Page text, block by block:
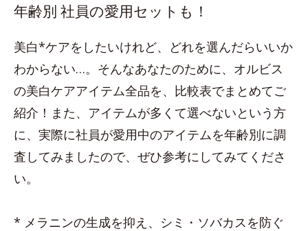
年齢別 社員の愛用セットも！
美白*ケアをしたいけれど、どれを選んだらいいか
わからない…。そんなあなたのために、オルビス
の美白ケアアイテム全品を、比較表でまとめてご
紹介！また、アイテムが多くて選べないという方
に、実際に社員が愛用中のアイテムを年齢別に調
査してみましたので、ぜひ参考にしてみてくださ
い。
* メラニンの生成を抑え、シミ・ソバカスを防ぐ